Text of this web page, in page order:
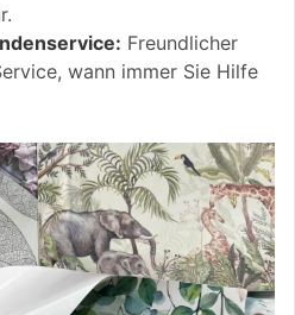
Freundlicher
wann immer Sie Hilfe